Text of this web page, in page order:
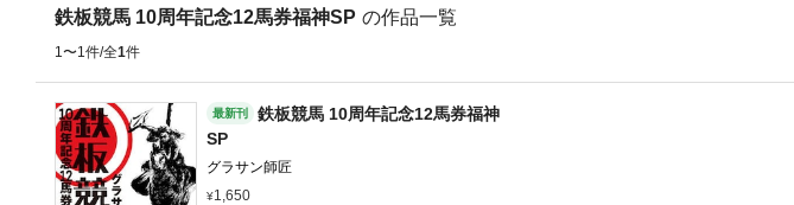
鉄板競馬 10周年記念12馬券福神SP の作品一覧
1〜1件/全1件
最新刊
鉄板競馬 10周年記念12馬券福神
SP
グラサン師匠
1,650